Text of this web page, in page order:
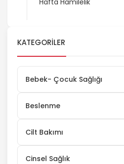
Hafta Hamilelik
KATEGORILER
Bebek- Çocuk Sağlığı
Beslenme
Cilt Bakımı
Cinsel Sağlık